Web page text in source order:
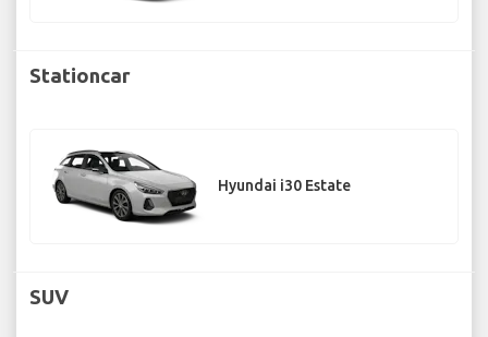
Stationcar
Hyundai i30 Estate
SUV